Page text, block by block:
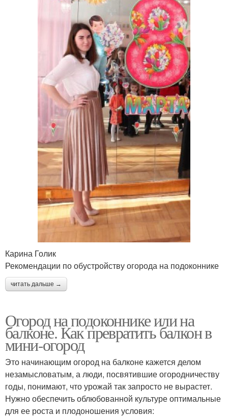
Карина Голик
Рекомендации по обустройству огорода на подоконнике
читать дальше →
Огород на подоконнике или на
балконе. Как превратить балкон в
мини-огород
Это начинающим огород на балконе кажется делом
незамысловатым, а люди, посвятившие огородничеству
годы, понимают, что урожай так запросто не вырастет.
Нужно обеспечить облюбованной культуре оптимальные
для ее роста и плодоношения условия: